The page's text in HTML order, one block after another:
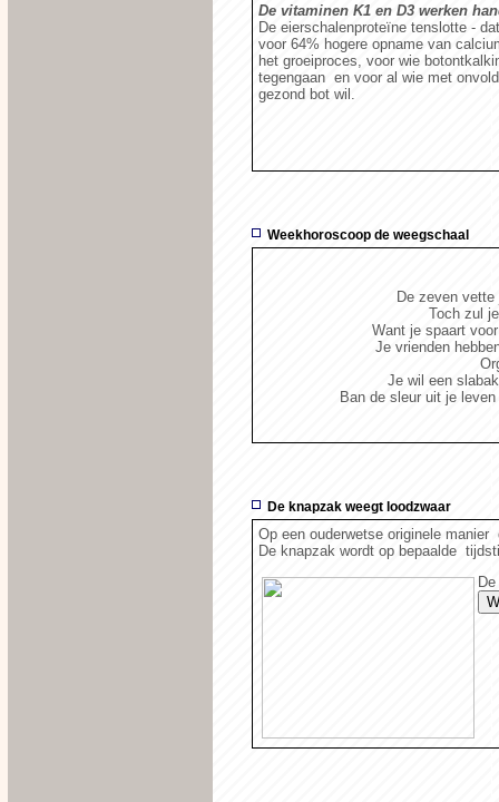
De vitaminen K1 en D3 werken
De eierschalenproteïne tenslotte -
voor 64% hogere opname van
het groeiproces, voor wie
tegengaan en voor al wie met
gezond bot wil.
Weekhoroscoop de weegschaal
De zeven vette
Toch zul
Want je spaart
Je vrienden
Je wil een
Ban de sleur uit je
De knapzak weegt loodzwaar
Op een ouderwetse originele
De knapzak wordt op bepaalde